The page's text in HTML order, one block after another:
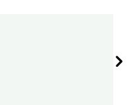
5 hviezdičiek.